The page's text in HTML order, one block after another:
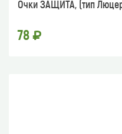
Очки ЗАЩИТА, (тип
78